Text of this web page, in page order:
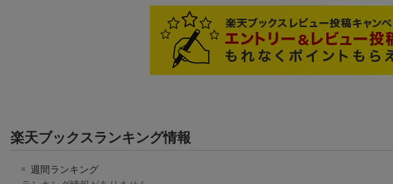
楽天ブックスランキング情報
週間ランキング